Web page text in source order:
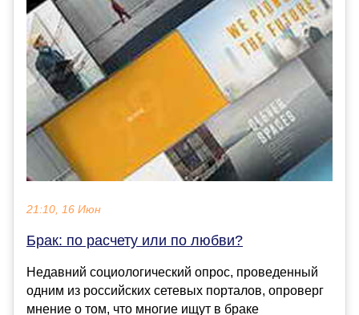
21:10, 16 Июн
Брак: по расчету или по любви?
Недавний социологический опрос, проведенный
одним из российских сетевых порталов, опроверг
мнение о том, что многие ищут в браке